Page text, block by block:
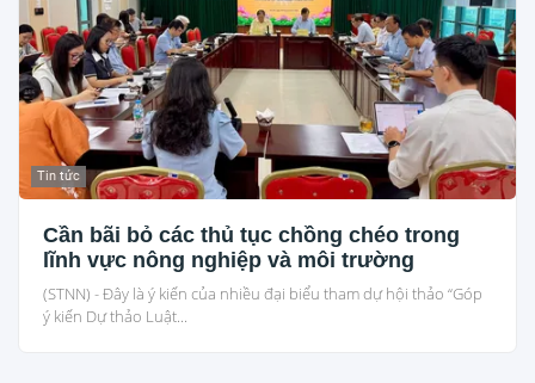
Tin tức
Cần bãi bỏ các thủ tục chồng chéo trong
lĩnh vực nông nghiệp và môi trường
(STNN) - Đây là ý kiến của nhiều đại biểu tham dự hội thảo “Góp
ý kiến Dự thảo Luật...